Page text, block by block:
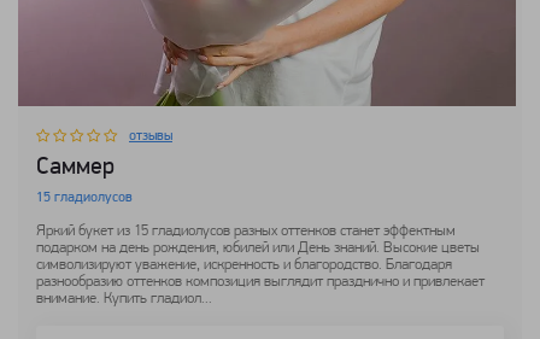
отзывы
Саммер
15 гладиолусов
Яркий букет из 15 гладиолусов разных оттенков станет эффектным
подарком на день рождения, юбилей или День знаний. Высокие цветы
символизируют уважение, искренность и благородство. Благодаря
разнообразию оттенков композиция выглядит празднично и привлекает
внимание. Купить гладиол...